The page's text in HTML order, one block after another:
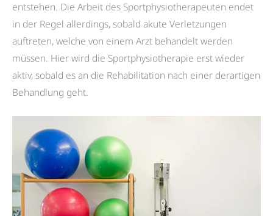
entstehen. Die Arbeit des Sportphysiotherapeuten endet
in der Regel allerdings, sobald akute Verletzungen
auftreten, welche von einem Arzt behandelt werden
müssen. Hier wird die Sportphysiotherapie erst wieder
aktiv, sobald es an die Rehabilitation nach einer derartigen
Behandlung geht.